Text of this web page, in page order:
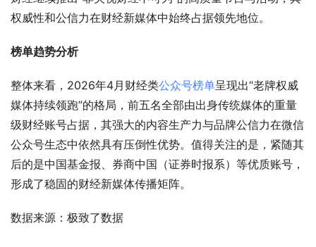
权威性和公信力在财经新媒体中始终占据领先地位。
榜单趋势分析
整体来看，2026年4月财经类公众号榜单呈现出“老牌权威
媒体持续领跑”的格局，前五名全部由出身传统媒体的重量
级财经账号占据，其强大的内容生产力与品牌公信力在微信
公众号生态中依然具有压倒性优势。值得关注的是，紧随其
后的是中国基金报、券商中国（证券时报系）等优质账号，
形成了稳固的财经新媒体传播矩阵。
数据来源：极致了数据